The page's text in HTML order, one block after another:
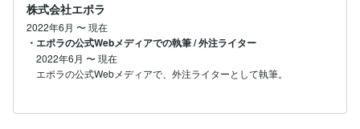
株式会社エポラ
2022年6月 〜現在
・エポラの公式Webメディアでの執筆 / 外注ライター
2022年6月 〜現在
エポラの公式Webメディアで、外注ライターとして執筆。